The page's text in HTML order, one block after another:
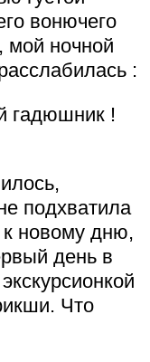
вонючего
мой ночной
:
гадюшник !
подхватила
к новому дню,
день в
Что